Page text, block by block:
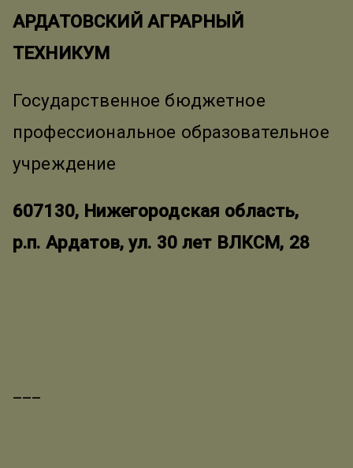
АРДАТОВСКИЙ АГРАРНЫЙ
ТЕХНИКУМ
Государственное бюджетное
профессиональное образовательное
учреждение
607130, Нижегородская область,
р.п. Ардатов, ул. 30 лет ВЛКСМ, 28